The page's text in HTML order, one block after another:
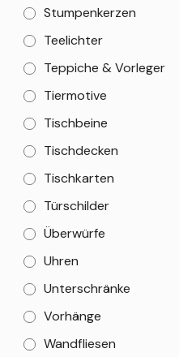
Stumpenkerzen
Teelichter
Teppiche & Vorleger
Tiermotive
Tischbeine
Tischdecken
Tischkarten
Türschilder
Überwürfe
Uhren
Unterschränke
Vorhänge
Wandfliesen